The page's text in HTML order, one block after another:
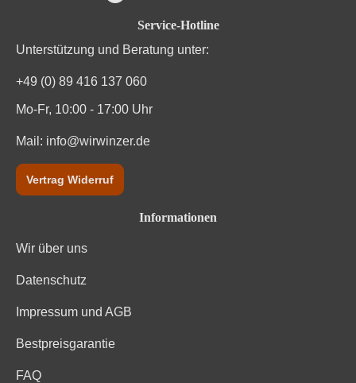
Service-Hotline
Unterstützung und Beratung unter:
+49 (0) 89 416 137 060
Mo-Fr, 10:00 - 17:00 Uhr
Mail: info@wirwinzer.de
Vertrag Widerruf
Informationen
Wir über uns
Datenschutz
Impressum und AGB
Bestpreisgarantie
FAQ